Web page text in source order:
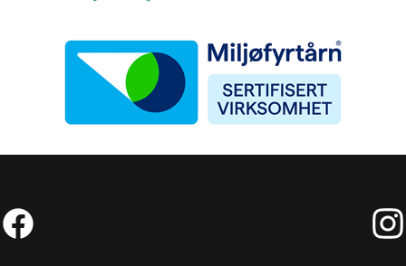
Miljøfyrtårn